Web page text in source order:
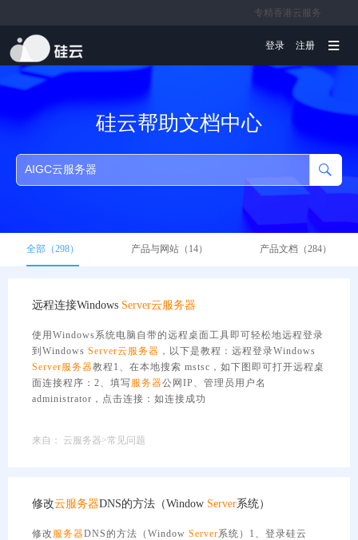
专精香港云服务
文档
登录 注册
硅云帮助文档中心
全部（298） 产品与网站（14） 产品文档（284）
远程连接Windows Server云服务器
使用Windows系统电脑自带的远程桌面工具即可轻松地远程登录
到Windows Server云服务器 ，以下是教程：远程登录Windows
Server服务器教程1、在本地搜索 mstsc，如下图即可打开远程桌
面连接程序：2、填写服务器公网IP、管理员用户名
administrator，点击连接：如连接成功
来自： 云服务器>常见问题
修改云服务器DNS的方法（Window Server系统）
修改 服务器DNS的方法（Window Server系统）1、登录硅云